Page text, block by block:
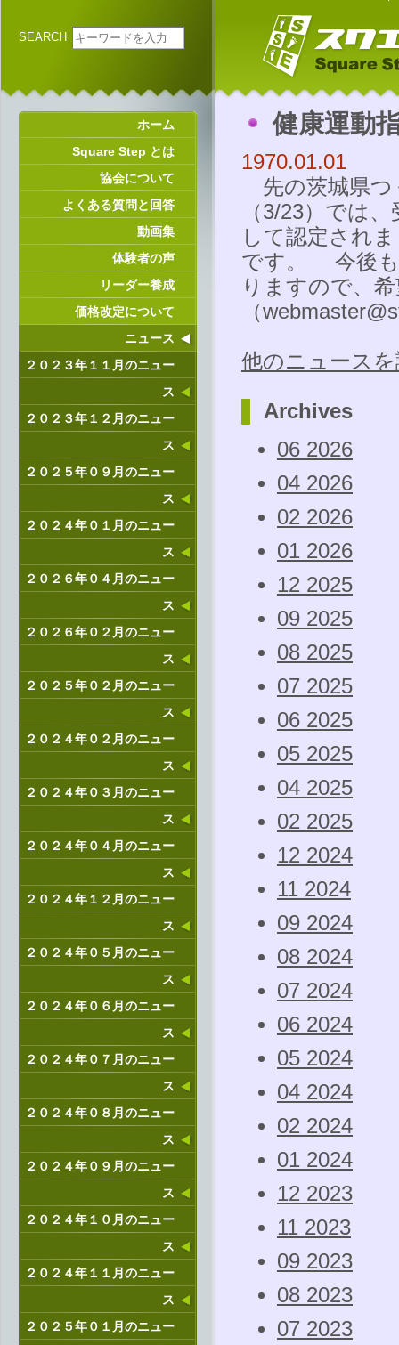
SEARCH
ホーム
Square Step とは
協会について
よくある質問と回答
動画集
体験者の声
リーダー養成
価格改定について
ニュース
２０２３年１１月のニュー
ス
２０２３年１２月のニュー
ス
２０２５年０９月のニュー
ス
２０２４年０１月のニュー
ス
２０２６年０４月のニュー
ス
２０２６年０２月のニュー
ス
２０２５年０２月のニュー
ス
２０２４年０２月のニュー
ス
２０２４年０３月のニュー
ス
２０２４年０４月のニュー
ス
２０２４年１２月のニュー
ス
２０２４年０５月のニュー
ス
２０２４年０６月のニュー
ス
２０２４年０７月のニュー
ス
２０２４年０８月のニュー
ス
２０２４年０９月のニュー
ス
２０２４年１０月のニュー
ス
２０２４年１１月のニュー
ス
２０２５年０１月のニュー
健康運動
1970.01.01
先の茨城県つ
（3/23）では
して認定され
です。 今後も
りますので、
（
他のニュース
Archives
06 2026
04 2026
02 2026
01 2026
12 2025
09 2025
08 2025
07 2025
06 2025
05 2025
04 2025
02 2025
12 2024
11 2024
09 2024
08 2024
07 2024
06 2024
05 2024
04 2024
02 2024
01 2024
12 2023
11 2023
09 2023
08 2023
07 2023